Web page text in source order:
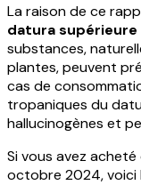
La raison de ce
datura
substances,
plantes, peuvent
cas de
tropaniques du
hallucinogènes et
Si vous avez
octobre 2024, voici